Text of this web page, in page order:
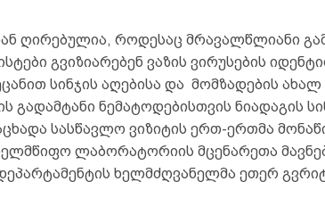
ღირებულია, როდესაც მრავალწლიანი
გვიზიარებენ ვაზის ვირუსების
სინჯის აღებისა და მომზადების ახალ
გადამტანი ნემატოდებისთვის ნიადაგის
სასწავლო ვიზიტის ერთ-ერთმა
ლაბორატორიის მცენარეთა
ხელმძღვანელმა ეთერ